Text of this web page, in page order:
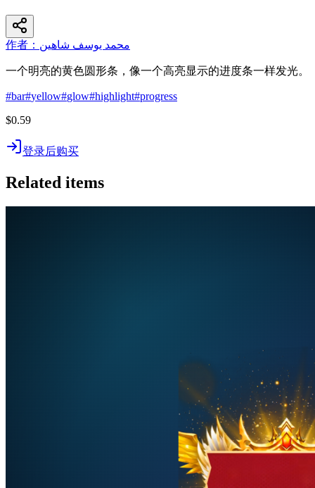
作者：محمد يوسف شاهين
一个明亮的黄色圆形条，像一个高亮显示的进度条一样发光。
#bar#yellow#glow#highlight#progress
$0.59
登录后购买
Related items